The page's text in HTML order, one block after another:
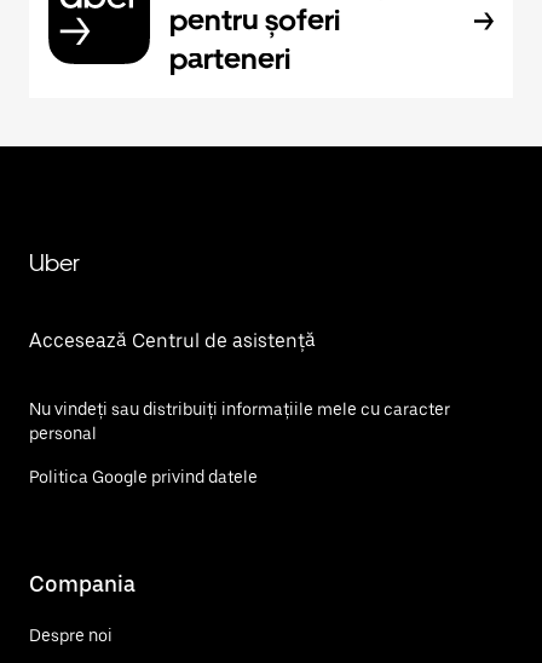
pentru șoferi
parteneri
Uber
Accesează Centrul de asistență
Nu vindeți sau distribuiți informațiile mele cu caracter
personal
Politica Google privind datele
Compania
Despre noi